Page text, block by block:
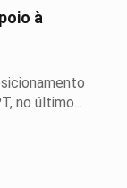
à
no último...